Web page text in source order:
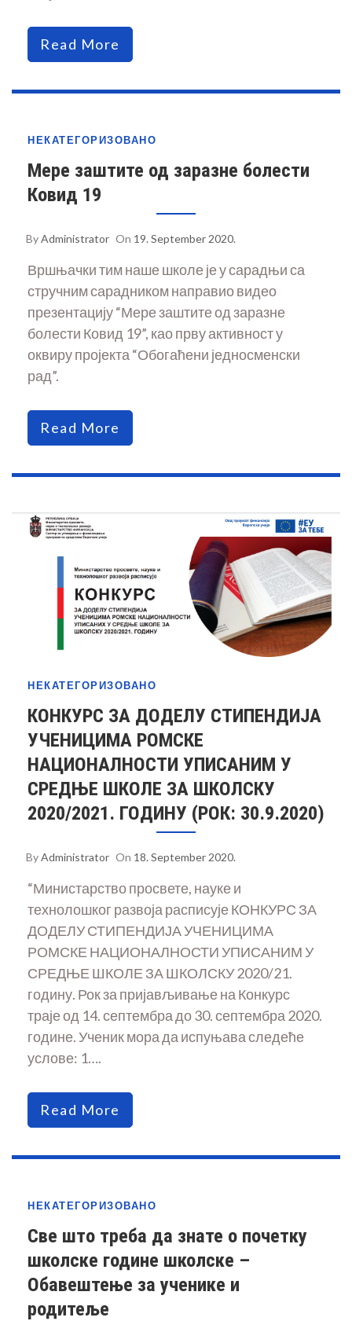
Read More
НЕКАТЕГОРИЗОВАНО
Мере заштите од заразне болести
Ковид 19
ByAdministrator On 19. September 2020.
Вршњачки тим наше школе је у сарадњи са
стручним сарадником направио видео
презентацију “Мере заштите од заразне
болести Ковид 19”, као прву активност у
оквиру пројекта “Обогаћени једносменски
рад”.
Read More
НЕКАТЕГОРИЗОВАНО
КОНКУРС ЗА ДОДЕЛУ СТИПЕНДИЈА
УЧЕНИЦИМА РОМСКЕ
НАЦИОНАЛНОСТИ УПИСАНИМ У
СРЕДЊЕ ШКОЛЕ ЗА ШКОЛСКУ
2020/2021. ГОДИНУ (РОК: 30.9.2020)
ByAdministrator On 18. September 2020.
“Министарство просвете, науке и
технолошког развоја расписује КОНКУРС ЗА
ДОДЕЛУ СТИПЕНДИЈА УЧЕНИЦИМА
РОМСКЕ НАЦИОНАЛНОСТИ УПИСАНИМ У
СРЕДЊЕ ШКОЛЕ ЗА ШКОЛСКУ 2020/21.
годину. Рок за пријављивање на Конкурс
траје од 14. септембра до 30. септембра 2020.
године. Ученик мора да испуњава следеће
услове: 1….
Read More
НЕКАТЕГОРИЗОВАНО
Све што треба да знате о почетку
школске године школске –
Обавештење за ученике и
родитеље